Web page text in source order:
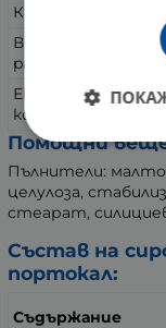
Кверцетин
Витамин В5 (D-
pantothenate)
Екстракт от
корен-корен
Помощни
Пълнители:
целулоза,
стеарат,
Състав на
портокал:
Съдържание